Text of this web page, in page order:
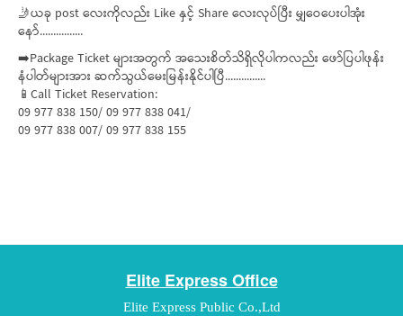
🤳ယခု post လေးကိုလည်း Like နှင့် Share လေးလုပ်ပြီး မျှဝေပေးပါအုံး
နော်................
➡️Package Ticket များအတွက် အသေးစိတ်သိရှိလိုပါကလည်း ဖော်ပြပါဖုန်း
နံပါတ်များအား ဆက်သွယ်မေးမြန်းနိုင်ပါပြီ...............
📱Call Ticket Reservation:
09 977 838 150/ 09 977 838 041/
09 977 838 007/ 09 977 838 155
Elite Express Office
Elite Express Public Co.,Ltd